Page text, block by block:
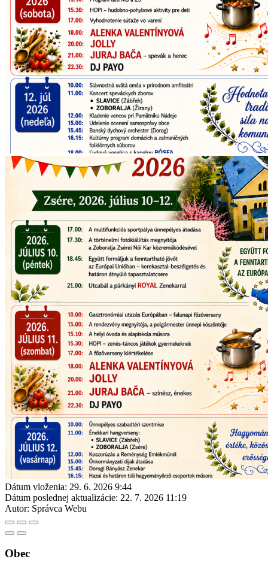
Dátum vloženia: 29. 6. 2026 9:44
Dátum poslednej aktualizácie: 22. 7. 2026 11:19
Autor: Správca Webu
Obec